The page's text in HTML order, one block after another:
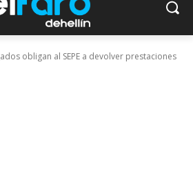
obligan al SEPE a devolver prestaciones